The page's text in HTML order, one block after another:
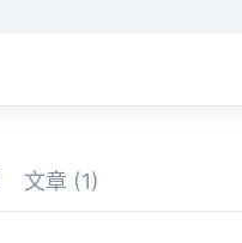
文章 (1)